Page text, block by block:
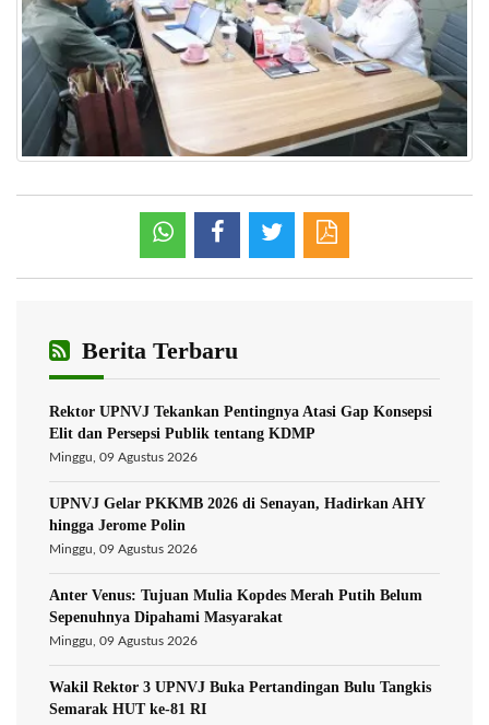
Berita Terbaru
Rektor UPNVJ Tekankan Pentingnya Atasi Gap Konsepsi
Elit dan Persepsi Publik tentang KDMP
Minggu, 09 Agustus 2026
UPNVJ Gelar PKKMB 2026 di Senayan, Hadirkan AHY
hingga Jerome Polin
Minggu, 09 Agustus 2026
Anter Venus: Tujuan Mulia Kopdes Merah Putih Belum
Sepenuhnya Dipahami Masyarakat
Minggu, 09 Agustus 2026
Wakil Rektor 3 UPNVJ Buka Pertandingan Bulu Tangkis
Semarak HUT ke-81 RI